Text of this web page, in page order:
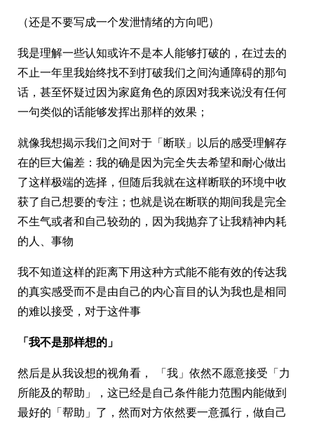
（还是不要写成一个发泄情绪的方向吧）
我是理解一些认知或许不是本人能够打破的，在过去的
不止一年里我始终找不到打破我们之间沟通障碍的那句
话，甚至怀疑过因为家庭角色的原因对我来说没有任何
一句类似的话能够发挥出那样的效果；
就像我想揭示我们之间对于「断联」以后的感受理解存
在的巨大偏差：我的确是因为完全失去希望和耐心做出
了这样极端的选择，但随后我就在这样断联的环境中收
获了自己想要的专注；也就是说在断联的期间我是完全
不生气或者和自己较劲的，因为我抛弃了让我精神内耗
的人、事物
我不知道这样的距离下用这种方式能不能有效的传达我
的真实感受而不是由自己的内心盲目的认为我也是相同
的难以接受，对于这件事
「我不是那样想的」
然后是从我设想的视角看， 「我」依然不愿意接受「力
所能及的帮助」，这已经是自己条件能力范围内能做到
最好的「帮助」了，然而对方依然要一意孤行，做自己